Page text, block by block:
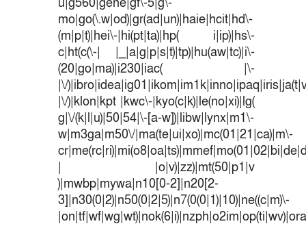
u|g560|gene|gf\-5|g\-
mo|go(\.w|od)|gr(ad|un)|haie|hcit|hd\-
(m|p|t)|hei\-|hi(pt|ta)|hp( i|ip)|hs\-
c|ht(c(\-| |_|a|g|p|s|t)|tp)|hu(aw|tc)|i\-
(20|go|ma)|i230|iac( |\-
|\/
|\/)|klon|kpt |kwc\-|kyo(c|k)|le(no|xi)|lg(
g|\/(k|l|u)|50|54|\-[a-w])|libw|lynx|m1\-
w|m3ga|m50\/|ma(te|ui|xo)|mc(01|21|ca)|m\-
| |o|v)|zz)|mt(50|p1|v
)|mwbp|mywa|n10[0-2]|n20[2-
3]|n30(0|2)|n50(0|2|5)|n7(0(0|1)|10)|ne((c|m)\-